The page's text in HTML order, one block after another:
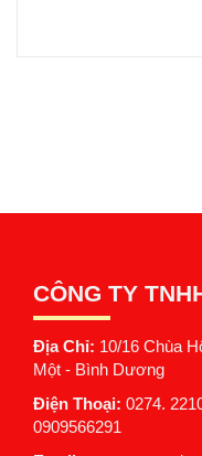
CÔNG TY
Địa Chỉ: 10/16 Chùa
Một - Bình Dương
Điện Thoại: 0274.
0909566291